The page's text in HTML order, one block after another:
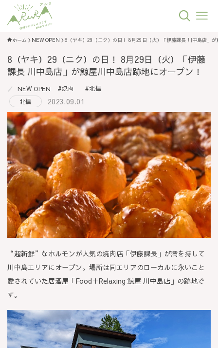
ホーム NEW OPEN 8（ヤキ）29（ニク）の日！ 8月29日（火）「伊藤課長 川中島店」
8（ヤキ）29（ニク）の日！ 8月29日（火）「伊藤
課長 川中島店」が鯨屋川中島店跡地にオープン！
NEW OPEN 焼肉
北信
北信
2023.09.01
“超新鮮”なホルモンが人気の焼肉店「伊藤課長」が満を持して
川中島エリアにオープン。場所は同エリアのローカルに永いこと
愛されていた居酒屋「Food＋Relaxing 鯨屋 川中島店」の跡地で
す。